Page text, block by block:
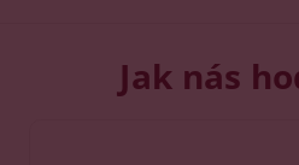
Jak nás